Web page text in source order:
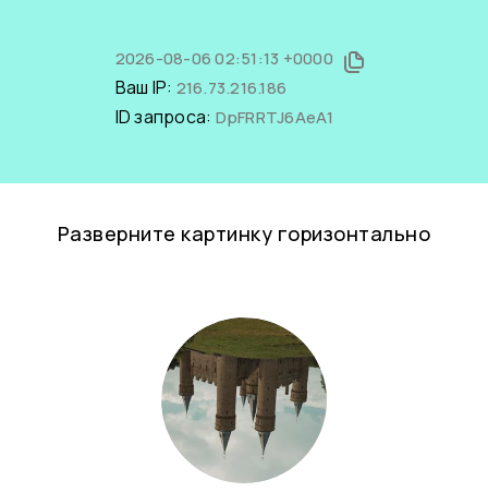
2026-08-06 02:51:13 +0000
Ваш IP: 216.73.216.186
ID запроса: DpFRRTJ6AeA1
Разверните картинку горизонтально